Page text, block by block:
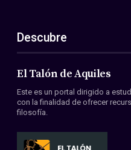
ES
EN
Acerca de nosotros
Miembros
Convenios
Descubre
El Talón de Aquiles
Este es un portal dirigido a
con la finalidad de ofrecer
filosofía.